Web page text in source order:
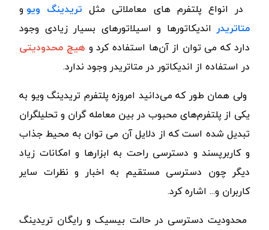
در انواع پلتفرم های معاملاتی مثل تریدینگ ویو و
متاتریدراندیکاتورها و اسیلاتورهای بسیار زیادی وجود
دارد که می توان از آن‌ها استفاده کرد و هیچ محدودیتی
در استفاده از اندیکاتور در متاتریدر وجود ندارد.
ولی همان طور که می‌دانید امروزه پلتفرم تریدینگ ویو به
یکی از پلتفرم‌های محبوب در بین معامله گران و تحلیلگران
تبدیل شده است که از دلایل آن می توان به محیط جذاب
و کاربرپسند و دسترسی راحت به ابزارها و امکانات زیاد
دیگر چون دسترسی مستقیم به اخبار و نظرات سایر
کاربران و... اشاره کرد.
محدودیت دسترسی در حالت بیسیک و رایگان تریدینگ